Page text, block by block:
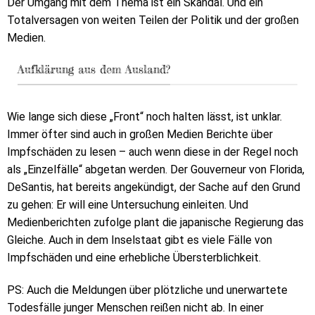
Totalversagen von weiten Teilen der Politik und der großen
Medien.
Aufklärung aus dem Ausland?
Wie lange sich diese „Front“ noch halten lässt, ist unklar.
Immer öfter sind auch in großen Medien Berichte über
Impfschäden zu lesen – auch wenn diese in der Regel noch
als „Einzelfälle“ abgetan werden. Der Gouverneur von Florida,
DeSantis, hat bereits angekündigt, der Sache auf den Grund
zu gehen: Er will eine Untersuchung einleiten. Und
Medienberichten zufolge plant die japanische Regierung das
Gleiche. Auch in dem Inselstaat gibt es viele Fälle von
Impfschäden und eine erhebliche Übersterblichkeit.
PS: Auch die Meldungen über plötzliche und unerwartete
Todesfälle junger Menschen reißen nicht ab. In einer